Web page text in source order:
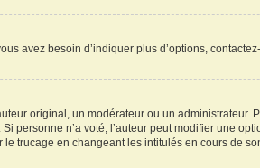
avez besoin d’indiquer plus d’options,
original, un modérateur ou un
personne n’a voté, l’auteur peut modifier une
trucage en changeant les intitulés en cours de